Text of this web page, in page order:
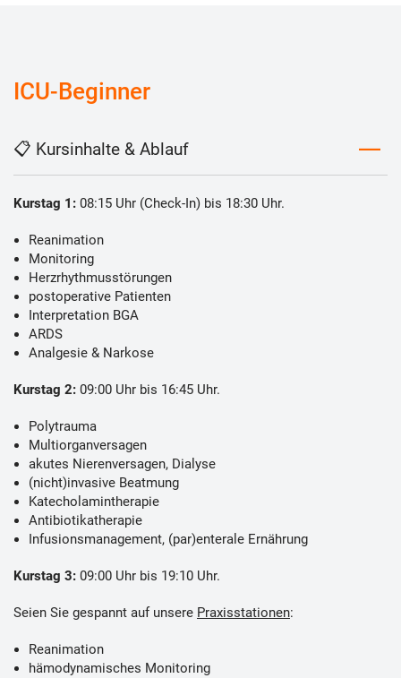
ICU-Beginner
📋 Kursinhalte & Ablauf
Kurstag 1: 08:15 Uhr (Check-In) bis 18:30 Uhr.
Reanimation
Monitoring
Herzrhythmusstörungen
postoperative Patienten
Interpretation BGA
ARDS
Analgesie & Narkose
Kurstag 2: 09:00 Uhr bis 16:45 Uhr.
Polytrauma
Multiorganversagen
akutes Nierenversagen, Dialyse
(nicht)invasive Beatmung
Katecholamintherapie
Antibiotikatherapie
Infusionsmanagement, (par)enterale Ernährung
Kurstag 3: 09:00 Uhr bis 19:10 Uhr.
Seien Sie gespannt auf unsere Praxisstationen:
Reanimation
hämodynamisches Monitoring